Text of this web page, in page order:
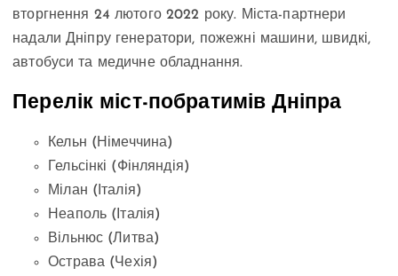
вторгнення 24 лютого 2022 року. Міста-партнери
надали Дніпру генератори, пожежні машини, швидкі,
автобуси та медичне обладнання.
Перелік міст-побратимів Дніпра
Кельн (Німеччина)
Гельсінкі (Фінляндія)
Мілан (Італія)
Неаполь (Італія)
Вільнюс (Литва)
Острава (Чехія)